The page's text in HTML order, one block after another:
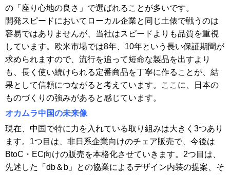
の「座り心地の良さ」で選ばれることが多いです。
開発スピードにおいてローカル企業と同じ土俵で戦うのは
容易ではありませんが、当社はスピードよりも品質を重視
しています。欧米市場では8年、10年という長い保証期間が
求められますので、流行を追って短命な製品を出すより
も、長く使い続けられる定番商品を丁寧に作ることが、結
果として信頼につながると考えています。ここに、日本の
ものづくりの強みがあると感じています。
オカムラ中国の未来像
現在、中国で特に力を入れている取り組みは大きく3つあり
ます。1つ目は、非日系企業向けのチェア販売で、今後は
BtoC・EC向けの販売を本格化させていきます。2つ目は、
先述した「db＆b」との協業によるデザイン内装の提案、そ